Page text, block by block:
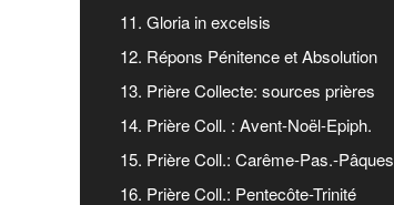
11. Gloria in excelsis
12. Répons Pénitence et Absolution
13. Prière Collecte: sources prières
14. Prière Coll. : Avent-Noël-Epiph.
15. Prière Coll.: Carême-Pas.-Pâques
16. Prière Coll.: Pentecôte-Trinité